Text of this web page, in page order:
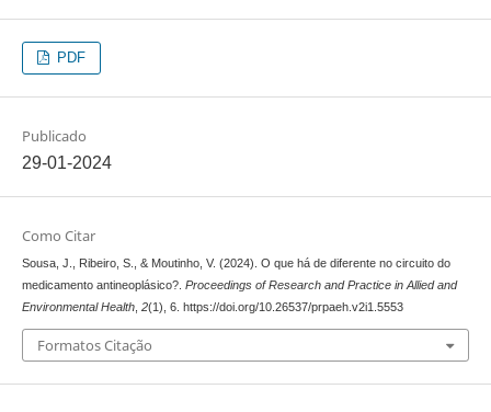
PDF
Publicado
29-01-2024
Como Citar
Sousa, J., Ribeiro, S., & Moutinho, V. (2024). O que há de diferente no circuito do
medicamento antineoplásico?. Proceedings of Research and Practice in Allied and
Environmental Health, 2(1), 6. https://doi.org/10.26537/prpaeh.v2i1.5553
Formatos Citação